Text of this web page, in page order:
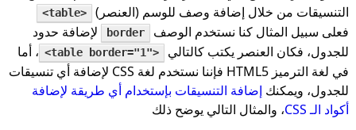
التنسيقات من خلال إضافة وصف للوسم (العنصر)
<table>
فعلى سبيل المثال كنا نستخدم الوصف border
لإضافة حدود
للجدول، فكان العنصر يكتب كالتالي
<table border="1"> ، أما
في لغة الترميز HTML5 فإننا نستخدم لغة CSS لإضافة أي تنسيقات
للجدول، ويمكنك إضافة التنسيقات بإستخدام أي طريقة لإضافة
أكواد الـ CSS
، والمثال التالي يوضح ذلك